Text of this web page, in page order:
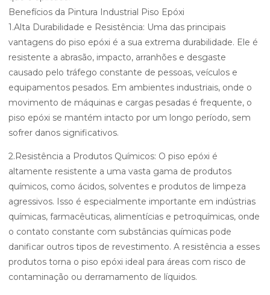
Benefícios da Pintura Industrial Piso Epóxi
1.Alta Durabilidade e Resistência: Uma das principais
vantagens do piso epóxi é a sua extrema durabilidade. Ele é
resistente a abrasão, impacto, arranhões e desgaste
causado pelo tráfego constante de pessoas, veículos e
equipamentos pesados. Em ambientes industriais, onde o
movimento de máquinas e cargas pesadas é frequente, o
piso epóxi se mantém intacto por um longo período, sem
sofrer danos significativos.
2.Resistência a Produtos Químicos: O piso epóxi é
altamente resistente a uma vasta gama de produtos
químicos, como ácidos, solventes e produtos de limpeza
agressivos. Isso é especialmente importante em indústrias
químicas, farmacêuticas, alimentícias e petroquímicas, onde
o contato constante com substâncias químicas pode
danificar outros tipos de revestimento. A resistência a esses
produtos torna o piso epóxi ideal para áreas com risco de
contaminação ou derramamento de líquidos.